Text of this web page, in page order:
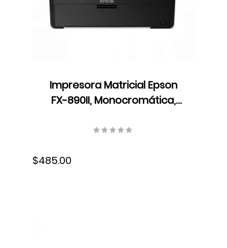
Impresora Matricial Epson
FX-890II, Monocromática,
C11CF37201
$485.00